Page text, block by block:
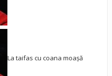
La taifas cu coana moașă